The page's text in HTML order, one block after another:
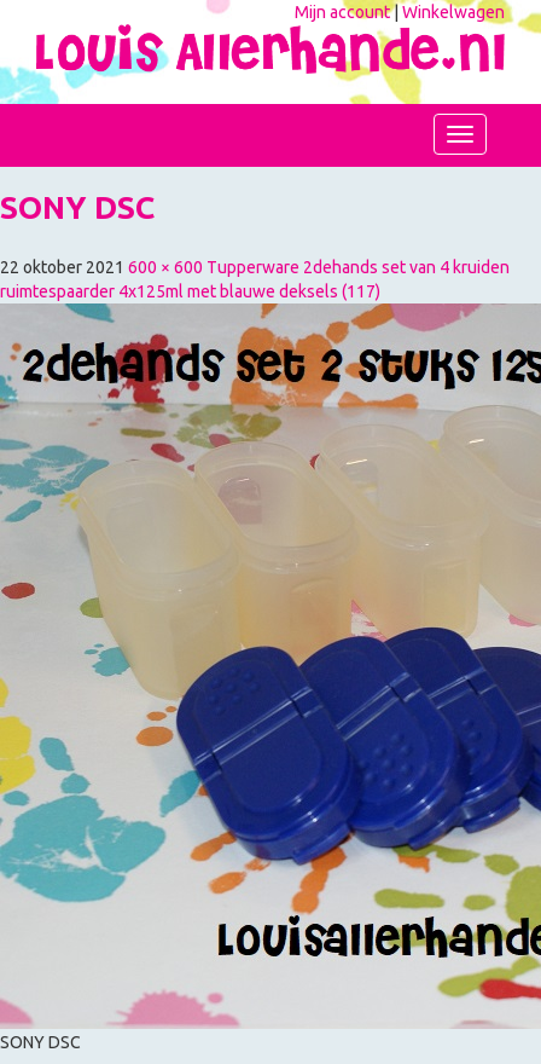
Mijn account|Winkelwagen
Toggle
navigation
SONY DSC
22 oktober 2021 600 × 600 Tupperware 2dehands set van 4 kruiden
ruimtespaarder 4x125ml met blauwe deksels (117)
SONY DSC